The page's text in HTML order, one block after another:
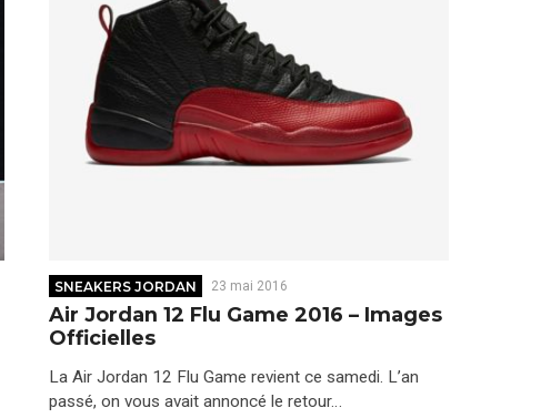
SNEAKERS JORDAN 23 mai 2016
Air Jordan 12 Flu Game 2016 – Images
Officielles
La Air Jordan 12 Flu Game revient ce samedi. L’an
passé, on vous avait annoncé le retour…